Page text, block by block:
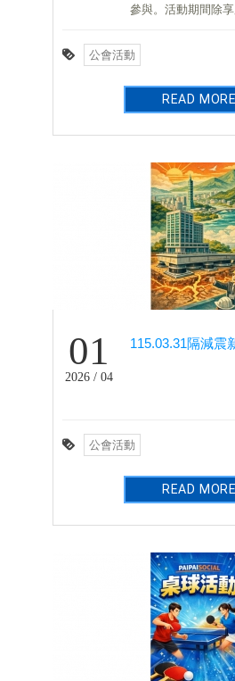
參與。活動期間除
的聯誼活動，促進會
誼聯繫。
公會活動
READ MORE
01
2026 / 04
公會活動
READ MORE